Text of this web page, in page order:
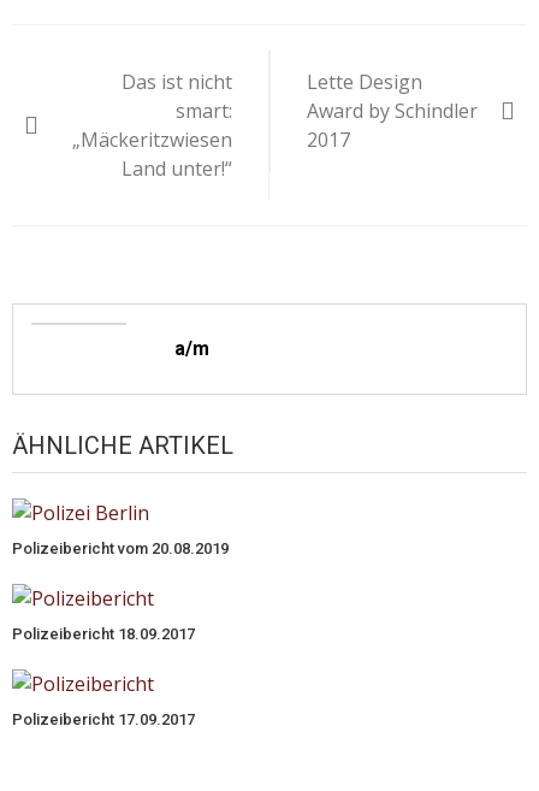
Das ist nicht
smart:
„Mäckeritzwiesen
Land unter!“
Lette Design
Award by Schindler
2017
a/m
ÄHNLICHE ARTIKEL
Polizeibericht vom 20.08.2019
Polizeibericht 18.09.2017
Polizeibericht 17.09.2017